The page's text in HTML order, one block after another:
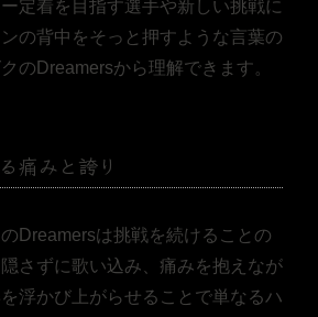
定着を目指す選手や新しい挑戦に
の背中をそっと押すような言葉の
のDreamersから理解できます。
痛みと誇り
Dreamersは挑戦を続けることの
さずに歌い込み、痛みを抱えなが
浮かび上がらせることで単なるハ